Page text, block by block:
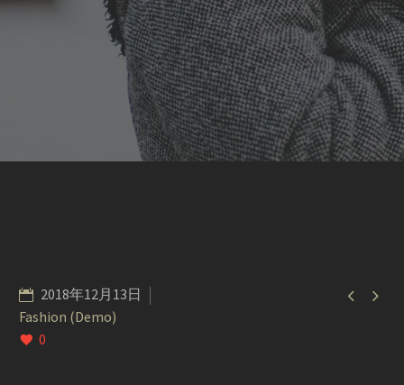
 
2018年12月13日
Fashion (Demo)
0